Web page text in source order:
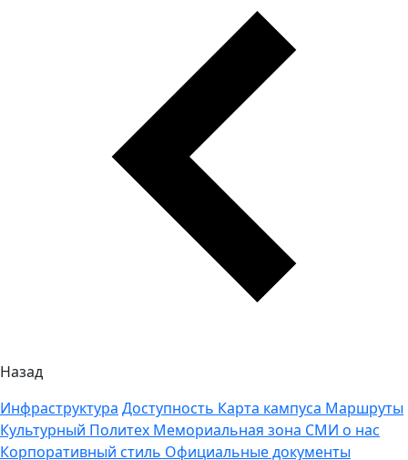
Назад
Инфраструктура Доступность Карта кампуса Маршруты
Культурный Политех Мемориальная зона СМИ о нас
Корпоративный стиль Официальные документы